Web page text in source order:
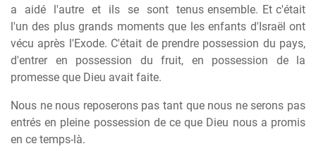
a
aidé l'autre et ils se sont tenus ensemble. Et c'était
l'un des plus grands moments que les enfants d'Israël ont
vécu après l'Exode. C'était de prendre possession du pays,
d'entrer en possession du fruit, en possession de la
promesse que Dieu avait faite.
Nous ne nous reposerons pas tant que nous ne serons pas
entrés en pleine possession de ce que Dieu nous a promis
en ce temps-là.